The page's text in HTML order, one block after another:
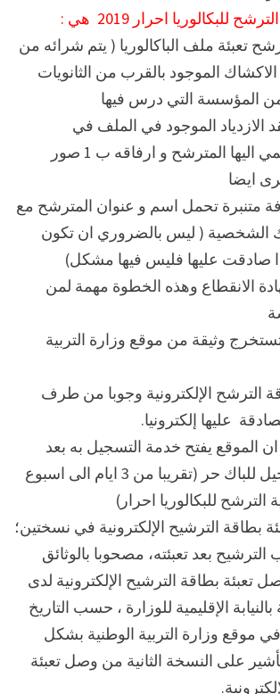
للبكالوريا احرار 2019 هي :
تعبئة ملف الباكالوريا ( يتم شرائه من
الموجود بالقرب من الثانويات
المؤسسة التي درس فيها
الازدياد الموجود في الملف في
المقاطعة التي ينتمي اليها المترشح و ارفاقه ب 1 صور
ايضا
الى 4 أظرفة متنبرة تحمل اسم و عنوان المترشح مع
الشخصية ( ليس بالضروري ان تكون
صادقت عليها فليس فيها مشكل)
الانقطاع وهذه الخطوة مهمة لمن
وثيقة من موقع وزارة التربية
الترشح الإلكترونية وجوبا من طرف
عليها إلكترونيا.
الموقع يفتح خدمة التسجيل به بعد
اعلان بداية التسجيل للباك حر (تقريبا من 3 ايام الى اسبوع
للبكالوريا احرار)
بطاقة الترشيح الإلكترونية في نسختين؛
بعد تعبئته، مصحوبا بالوثائق
تعبئة بطاقة الترشيح الإلكترونية لدى
الإقليمية للوزارة ، حسب التاريخ
موقع وزارة التربية الوطنية بشكل
على النسخة الثانية من وصل تعبئة